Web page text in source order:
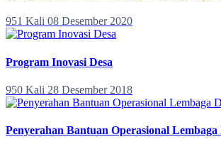
951 Kali 08 Desember 2020
Program Inovasi Desa
950 Kali 28 Desember 2018
Penyerahan Bantuan Operasional Lembaga